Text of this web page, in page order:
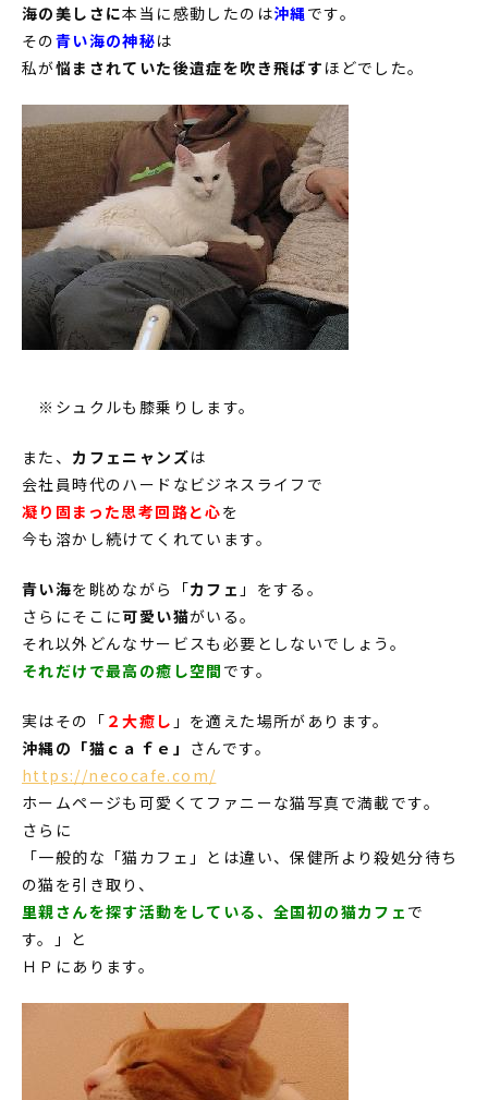
海の美しさに本当に感動したのは沖縄 です。
その青い海の神秘は
私が悩まされていた後遺症を吹き飛ばす ほどでした。
※シュクルも膝乗りします。
また、 カフェニャンズは
会社員時代のハードなビジネスライフで
凝り固まった思考回路と心を
今も溶かし続けてくれています。
青い海を眺めながら「カフェ 」をする。
さらにそこに可愛い猫がいる。
それ以外どんなサービスも必要としないでしょう。
それだけで最高の癒し空間 です。
実はその「 ２大癒し 」を適えた場所があります。
沖縄の「猫ｃａｆｅ」 さんです。
https://necocafe.com/
ホームページも可愛くてファニーな猫写真で満載です。
さらに
「一般的な「猫カフェ」とは違い、保健所より殺処分待ち
の猫を引き取り、
里親さんを探す活動をしている、全国初の猫カフェ で
す。」と
ＨＰにあります。